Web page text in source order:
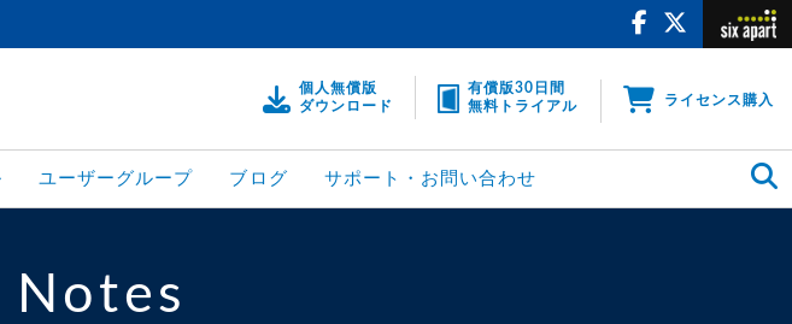
個人無償版
ダウンロード
有償版30日間
無料トライアル
ライセンス購入
ユーザーグループ ブログ サポート・お問い合わせ
Notes